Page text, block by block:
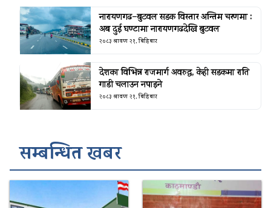
नारायणगढ–बुटवल सडक विस्तार अन्तिम चरणमा :
अब दुई घण्टामा नारायणगढदेखि बुटवल
२०८३ श्रावण २१, बिहिबार
देशका विभिन्न राजमार्ग अवरुद्ध, केही सडकमा राति
गाडी चलाउन नपाइने
२०८३ श्रावण २१, बिहिबार
सम्बन्धित खबर